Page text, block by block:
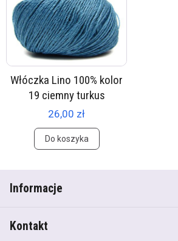
Włóczka Lino 100% kolor
19 ciemny turkus
26,00 zł
Do koszyka
Informacje
Kontakt